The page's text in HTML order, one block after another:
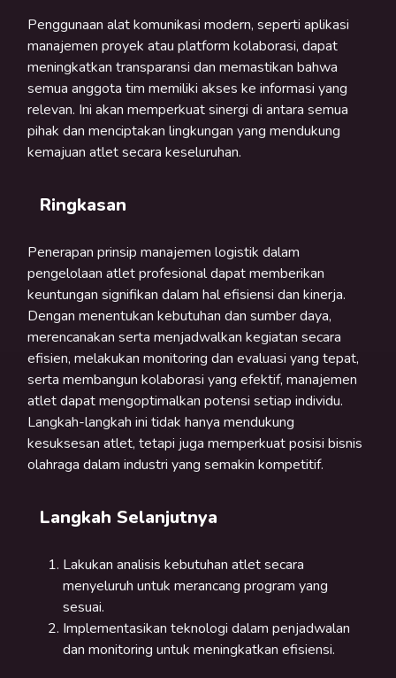
Penggunaan alat komunikasi modern, seperti aplikasi
manajemen proyek atau platform kolaborasi, dapat
meningkatkan transparansi dan memastikan bahwa
semua anggota tim memiliki akses ke informasi yang
relevan. Ini akan memperkuat sinergi di antara semua
pihak dan menciptakan lingkungan yang mendukung
kemajuan atlet secara keseluruhan.
Ringkasan
Penerapan prinsip manajemen logistik dalam
pengelolaan atlet profesional dapat memberikan
keuntungan signifikan dalam hal efisiensi dan kinerja.
Dengan menentukan kebutuhan dan sumber daya,
merencanakan serta menjadwalkan kegiatan secara
efisien, melakukan monitoring dan evaluasi yang tepat,
serta membangun kolaborasi yang efektif, manajemen
atlet dapat mengoptimalkan potensi setiap individu.
Langkah-langkah ini tidak hanya mendukung
kesuksesan atlet, tetapi juga memperkuat posisi bisnis
olahraga dalam industri yang semakin kompetitif.
Langkah Selanjutnya
Lakukan analisis kebutuhan atlet secara
menyeluruh untuk merancang program yang
sesuai.
Implementasikan teknologi dalam penjadwalan
dan monitoring untuk meningkatkan efisiensi.